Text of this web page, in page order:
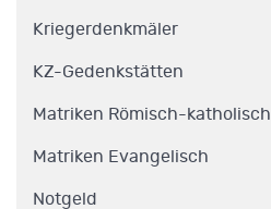
Kriegerdenkmäler
KZ-Gedenkstätten
Matriken Römisch-katholisch
Matriken Evangelisch
Notgeld